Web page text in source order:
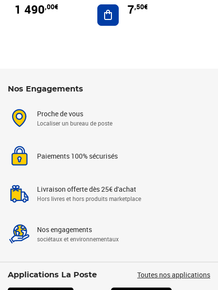
1 490,00€ Ajouter au panier
7,50€
Nos Engagements
Proche de vous
Localiser un bureau de poste
Paiements 100% sécurisés
Livraison offerte dès 25€ d'achat
Hors livres et hors produits marketplace
Nos engagements
sociétaux et environnementaux
Applications La Poste Toutes nos applications